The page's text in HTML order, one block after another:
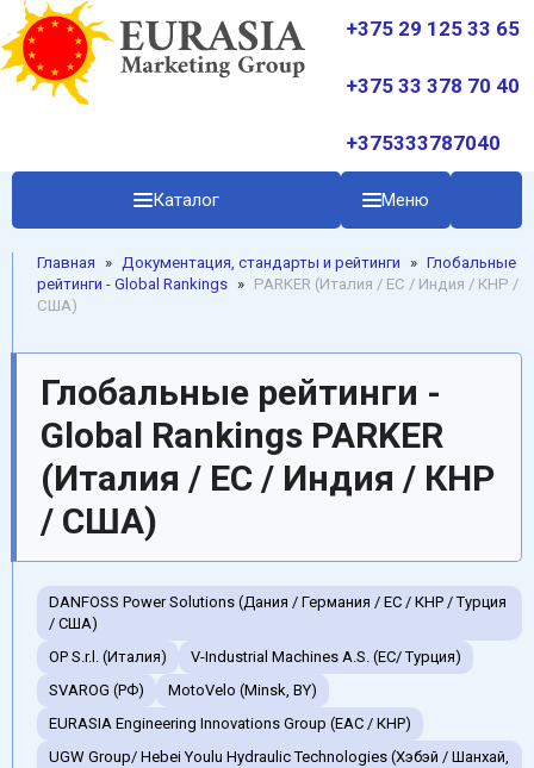
+375 29 125 33 65
+375 33 378 70 40
+375333787040
Каталог Меню
Главная » Документация, стандарты и рейтинги » Глобальные
рейтинги - Global Rankings » PARKER (Италия / ЕС / Индия / КНР /
США)
Глобальные рейтинги -
Global Rankings PARKER
(Италия / ЕС / Индия / КНР
/ США)
DANFOSS Power Solutions (Дания / Германия / EC / КНР / Турция
/ США)
OP S.r.l. (Италия)
V-Industrial Machines A.S. (EC/ Турция)
SVAROG (РФ)
MotoVelo (Minsk, BY)
EURASIA Engineering Innovations Group (EAC / КНР)
UGW Group/ Hebei Youlu Hydraulic Technologies (Хэбэй / Шанхай,